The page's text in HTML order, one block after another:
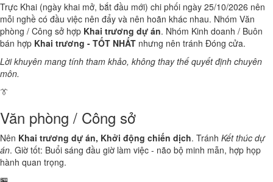
Trực Khai (ngày khai mở, bắt đầu mới) chi phối ngày 25/10/2026 nên
mỗi nghề có đầu việc nên đẩy và nên hoãn khác nhau. Nhóm Văn
phòng / Công sở hợp Khai trương dự án. Nhóm Kinh doanh / Buôn
bán hợp Khai trương - TỐT NHẤT nhưng nên tránh Đóng cửa.
Lời khuyên mang tính tham khảo, không thay thế quyết định chuyên
môn.
👔
Văn phòng / Công sở
Nên Khai trương dự án, Khởi động chiến dịch. Tránh Kết thúc dự
án. Giờ tốt: Buổi sáng đầu giờ làm việc - não bộ minh mẫn, hợp họp
hành quan trọng.